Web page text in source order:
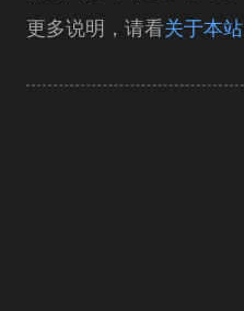
更多说明，请看关于本站